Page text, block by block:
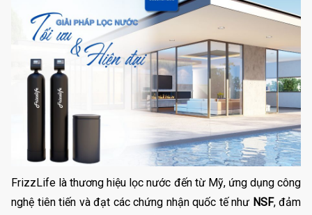
FrizzLife là thương hiệu lọc nước đến từ Mỹ, ứng dụng công
nghệ tiên tiến và đạt các chứng nhận quốc tế như NSF, đảm